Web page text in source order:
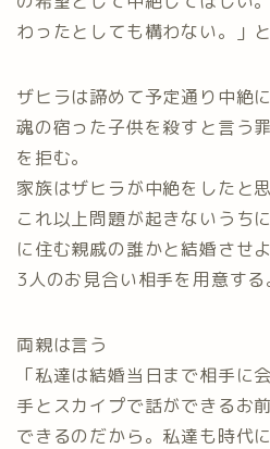
わったとしても構わない。」
ザヒラは諦めて予定通り中絶に
魂の宿った子供を殺すと言う
を拒む。
家族はザヒラが中絶をしたと思
これ以上問題が起きないうち
に住む親戚の誰かと結婚させよ
3人のお見合い相手を用意する
両親は言う
「私達は結婚当日まで相手に
手とスカイプで話ができるお
できるのだから。私達も時代